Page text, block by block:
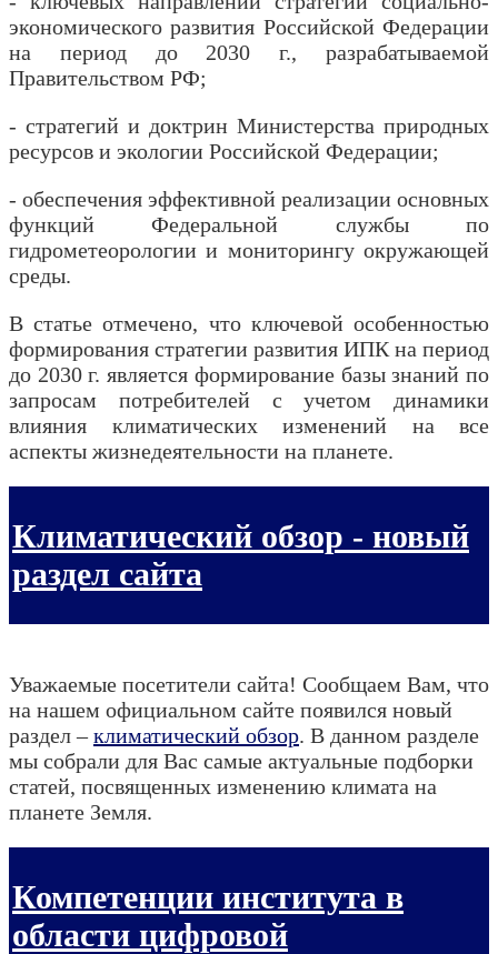
экономического развития Российской Федерации
на период до 2030 г., разрабатываемой
Правительством РФ;
- стратегий и доктрин Министерства природных
ресурсов и экологии Российской Федерации;
- обеспечения эффективной реализации основных
функций Федеральной службы по
гидрометеорологии и мониторингу окружающей
среды.
В статье отмечено, что ключевой особенностью
формирования стратегии развития ИПК на период
до 2030 г. является формирование базы знаний по
запросам потребителей с учетом динамики
влияния климатических изменений на все
аспекты жизнедеятельности на планете.
Климатический обзор - новый
раздел сайта
Уважаемые посетители сайта! Сообщаем Вам, что
на нашем официальном сайте появился новый
раздел –климатический обзор. В данном разделе
мы собрали для Вас самые актуальные подборки
статей, посвященных изменению климата на
планете Земля.
Компетенции института в
области цифровой